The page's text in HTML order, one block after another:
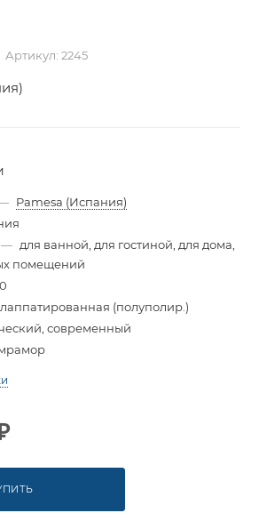
Артикул: 2245
Pamesa (Испания)
— для ванной, для гостиной, для дома,
помещений
лаппатированная (полуполир.)
современный